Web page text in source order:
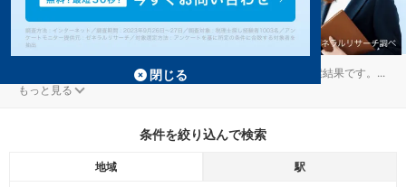
岡山市北区の吉備津駅の相続税対策を扱う税理士事務所の検索結果です。 ...
もっと見る
条件を絞り込んで検索
地域 駅
閉じる